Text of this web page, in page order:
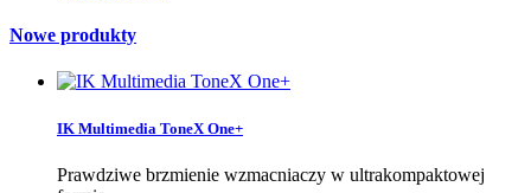
Nowe produkty
IK Multimedia ToneX One+
Prawdziwe brzmienie wzmacniaczy w ultrakompaktowej